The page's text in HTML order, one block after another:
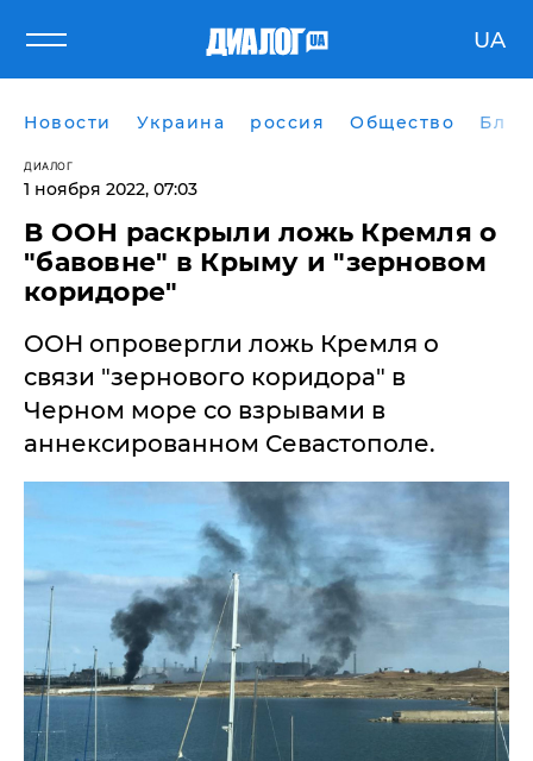
UA
Новости Украина россия Общество
ДИАЛОГ
1 ноября 2022, 07:03
В ООН раскрыли ложь Кремля о
"бавовне" в Крыму и "зерновом
коридоре"
​ООН опровергли ложь Кремля о
связи "зернового коридора" в
Черном море со взрывами в
аннексированном Севастополе.